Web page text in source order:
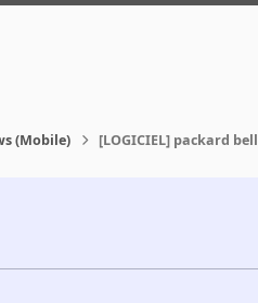
(Mobile) [LOGICIEL] packard bell